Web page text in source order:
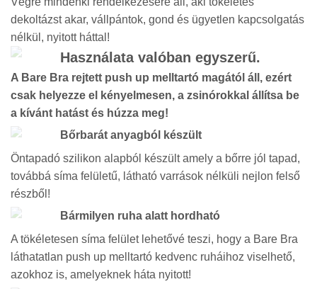
dekoltázst akar, vállpántok, gond és ügyetlen kapcsolgatás
nélkül, nyitott háttal!
Használata valóban egyszerű.
A Bare Bra rejtett push up melltartó magától áll, ezért
csak helyezze el kényelmesen, a zsinórokkal állítsa be
a kívánt hatást és húzza meg!
Bőrbarát anyagból készült
Öntapadó szilikon alapból készült amely a bőrre jól tapad,
továbbá síma felületű, látható varrások nélküli nejlon felső
részből!
Bármilyen ruha alatt hordható
A tökéletesen síma felület lehetővé teszi, hogy a Bare Bra
láthatatlan push up melltartó kedvenc ruháihoz viselhető,
azokhoz is, amelyeknek háta nyitott!